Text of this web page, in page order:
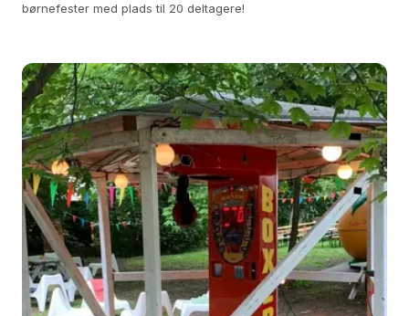
børnefester med plads til 20 deltagere!